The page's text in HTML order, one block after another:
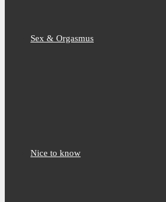
Sex & Orgasmus
Nice to know